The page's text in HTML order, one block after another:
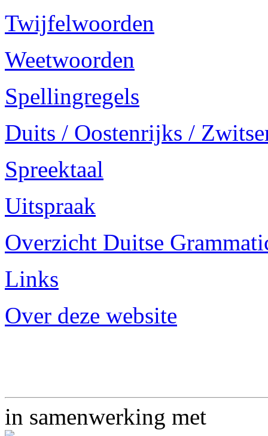
Twijfelwoorden
Weetwoorden
Spellingregels
Duits / Oostenrijks /
Spreektaal
Uitspraak
Overzicht Duitse
Links
Over deze website
in samenwerking met